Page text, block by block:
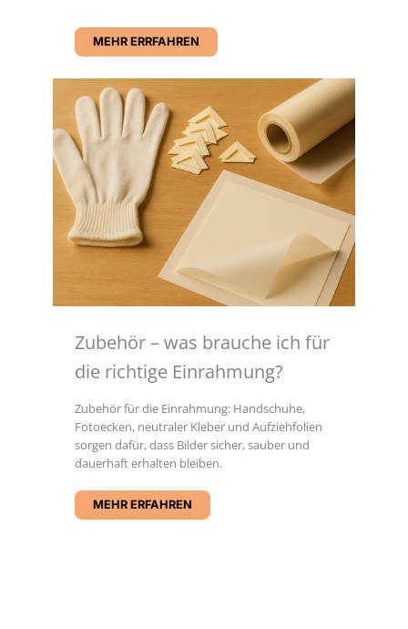
MEHR ERRFAHREN
Zubehör – was brauche ich für
die richtige Einrahmung?
Zubehör für die Einrahmung: Handschuhe,
Fotoecken, neutraler Kleber und Aufziehfolien
sorgen dafür, dass Bilder sicher, sauber und
dauerhaft erhalten bleiben.
MEHR ERFAHREN